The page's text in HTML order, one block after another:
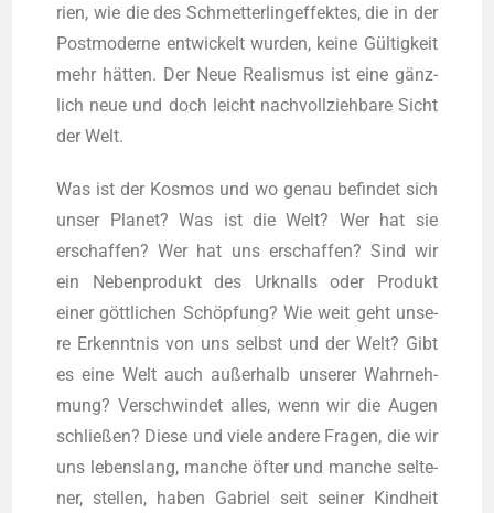
rien, wie die des Schmet­ter­ling­ef­fek­tes, die in der
Post­mo­der­ne ent­wi­ckelt wur­den, kei­ne Gül­tig­keit
mehr hät­ten. Der Neue Rea­lis­mus ist eine gänz­
lich neue und doch leicht nach­voll­zieh­ba­re Sicht
der Welt.
Was ist der Kos­mos und wo genau befin­det sich
unser Pla­net? Was ist die Welt? Wer hat sie
erschaf­fen? Wer hat uns erschaf­fen? Sind wir
ein Neben­pro­dukt des Urknalls oder Pro­dukt
einer gött­li­chen Schöp­fung? Wie weit geht unse­
re Erkennt­nis von uns selbst und der Welt? Gibt
es eine Welt auch außer­halb unse­rer Wahr­neh­
mung? Ver­schwin­det alles, wenn wir die Augen
schlie­ßen? Die­se und vie­le ande­re Fra­gen, die wir
uns lebens­lang, man­che öfter und man­che sel­te­
ner, stel­len, haben Gabri­el seit sei­ner Kind­heit